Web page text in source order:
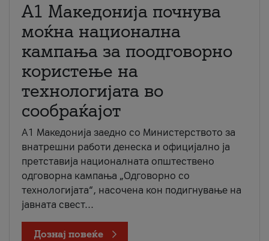
A1 Македонија почнува
моќна национална
кампања за поодговорно
користење на
технологијата во
сообраќајот
A1 Македонија заедно со Министерството за
внатрешни работи денеска и официјално ја
претставија националната општествено
одговорна кампања „Одговорно со
технологијата“, насочена кон подигнување на
јавната свест...
Дознај повеќе